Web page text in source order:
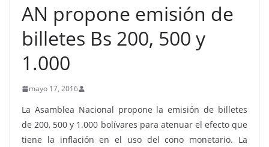
AN propone emisión de
billetes Bs 200, 500 y
1.000
mayo 17, 2016
La Asamblea Nacional propone la emisión de billetes
de 200, 500 y 1.000 bolívares para atenuar el efecto que
tiene la inflación en el uso del cono monetario. La